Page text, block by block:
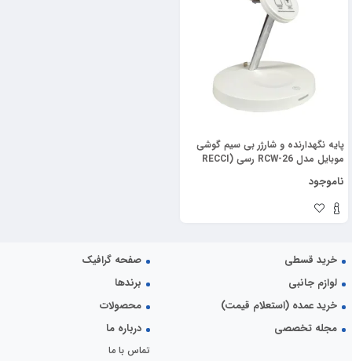
پایه نگهدارنده و شارژر بی سیم گوشی
موبایل مدل RCW-26 رسی (RECCI
WIRELESS CHARGER STAND)
ناموجود
خرید قسطی
صفحه گرافیک
لوازم جانبی
برندها
خرید عمده (استعلام قیمت)
محصولات
مجله تخصصی
درباره ما
تماس با ما